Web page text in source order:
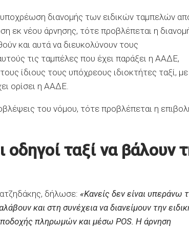
διανομής των ειδικών ταμπελών
εκ νέου άρνησης, τότε προβλέπεται η
και αυτά να διευκολύνουν τους
τις ταμπέλες που έχει παράξει η ΑΑΔΕ,
ίδιους τους υπόχρεους ιδιοκτήτες ταξί, με
ορίσει η ΑΑΔΕ.
του νόμου, τότε προβλέπεται η
ταξί να βάλουν
δήλωσε: «Κανείς δεν είναι υπεράνω
και στη συνέχεια να διανείμουν την
πληρωμών και μέσω POS. Η άρνηση